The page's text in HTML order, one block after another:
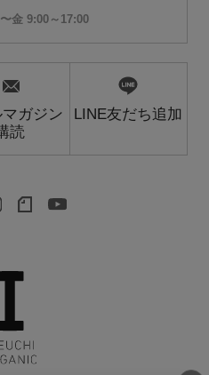
金 9:00～17:00
ガジン
読
LINE友だち追加